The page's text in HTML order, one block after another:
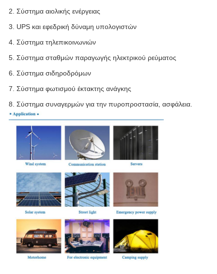
2. Σύστημα αιολικής ενέργειας
3. UPS και εφεδρική δύναμη υπολογιστών
4. Σύστημα τηλεπικοινωνιών
5. Σύστημα σταθμών παραγωγής ηλεκτρικού ρεύματος
6. Σύστημα σιδηροδρόμων
7. Σύστημα φωτισμού έκτακτης ανάγκης
8. Σύστημα συναγερμών για την πυροπροστασία, ασφάλεια.